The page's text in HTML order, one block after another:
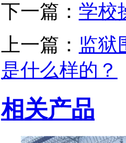
下一篇： 学校
上一篇： 监狱
是什么样的？
相关产品